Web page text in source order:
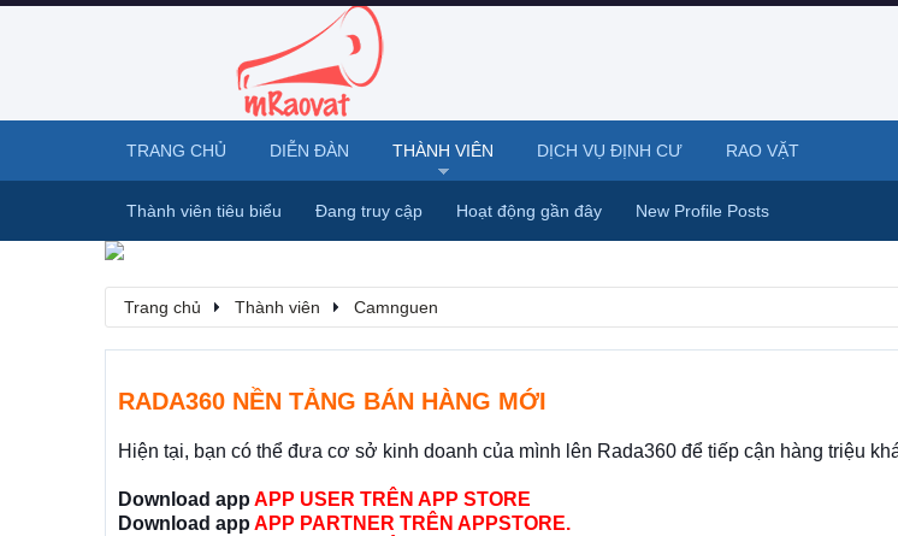
Trang chủ Thành viên Camnguen
RADA360 NỀN TẢNG BÁN HÀNG MỚI
Hiện tại, bạn có thể đưa cơ sở kinh doanh của mình lên Rada360 để tiếp cận hàng triệu
Download app APP USER TRÊN APP STORE
Download app APP PARTNER TRÊN APPSTORE.
TRANG CHỦ DIỄN ĐÀN THÀNH VIÊN
Thành viên tiêu biểu Đang truy cập Hoạt động gần đây New Profile Posts
DỊCH VỤ ĐỊNH CƯ RAO VẶT